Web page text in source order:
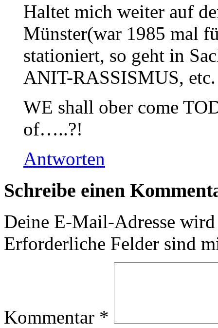
Haltet mich weiter auf
Münster(war 1985 mal
stationiert, so geht in
ANIT-RASSISMUS,
WE shall ober come
of…..?!
Antworten
Schreibe einen
Deine E-Mail-Adresse
Erforderliche Felder sind
Kommentar *